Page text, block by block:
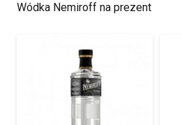
Wódka Nemiroff na prezent